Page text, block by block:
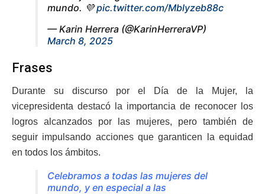
mundo. 💜pic.twitter.com/Mblyzeb88c
— Karin Herrera (@KarinHerreraVP)
March 8, 2025
Frases
Durante su discurso por el Día de la Mujer, la
vicepresidenta destacó la importancia de reconocer los
logros alcanzados por las mujeres, pero también de
seguir impulsando acciones que garanticen la equidad
en todos los ámbitos.
Celebramos a todas las mujeres del
mundo, y en especial a las